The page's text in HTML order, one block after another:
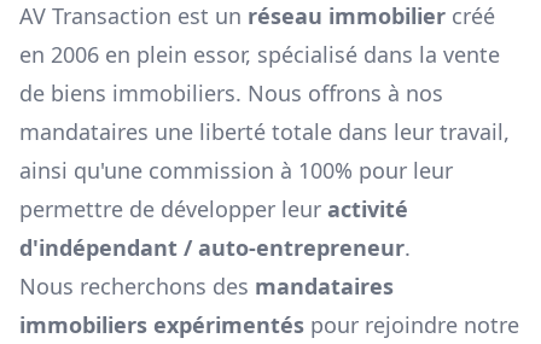
AV Transaction est un réseau immobilier créé
en 2006 en plein essor, spécialisé dans la vente
de biens immobiliers. Nous offrons à nos
mandataires une liberté totale dans leur travail,
ainsi qu'une commission à 100% pour leur
permettre de développer leur activité
d'indépendant / auto-entrepreneur.
Nous recherchons des mandataires
immobiliers expérimentés pour rejoindre notre